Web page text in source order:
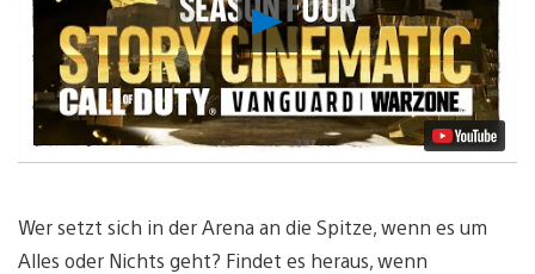
Video
abspielen
Wer setzt sich in der Arena an die Spitze, wenn es um
Alles oder Nichts geht? Findet es heraus, wenn